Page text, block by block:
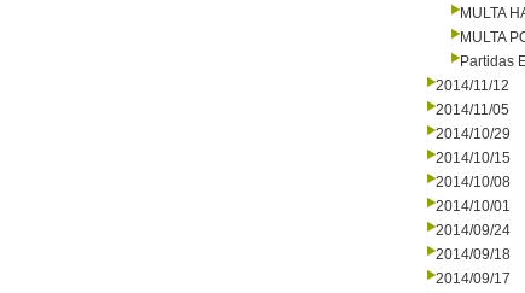
MULTA
MULTA
Partidas
2014/11/12
2014/11/05
2014/10/29
2014/10/15
2014/10/08
2014/10/01
2014/09/24
2014/09/18
2014/09/17